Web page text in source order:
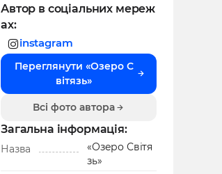
Автор в соціальних мереж
ах:
instagram
Переглянути «Озеро С
вітязь»
Всі фото автора
Загальна інформація:
Назва
«Озеро Світя
зь»